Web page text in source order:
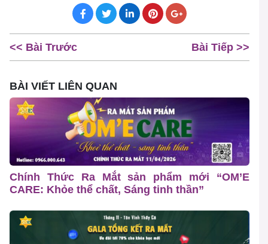
<< Bài Trước Bài Tiếp >>
BÀI VIẾT LIÊN QUAN
Chính Thức Ra Mắt sản phẩm mới “OM’E
CARE: Khỏe thể chất, Sáng tinh thần”